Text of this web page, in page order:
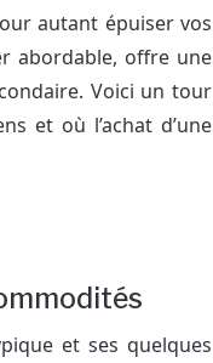
autant épuiser vos
abordable, offre une
Voici un tour
et où l’achat d’une
et ses quelques